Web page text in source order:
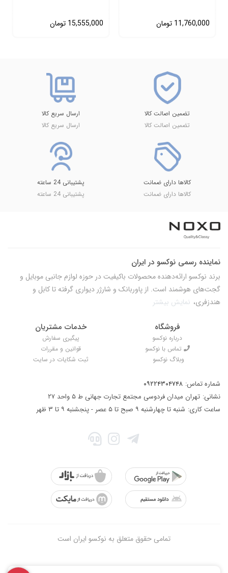
11,760,000 تومان 15,555,000 تومان
تضمین اصالت کالا
تضمین اصالت کالا
ارسال سریع کالا
ارسال سریع کالا
کالاها دارای ضمانت
کالاها دارای ضمانت
پشتیبانی 24 ساعته
پشتیبانی 24 ساعته
نماینده رسمی نوکسو در ایران
برند نوکسو ارائه‌دهنده محصولات باکیفیت در حوزه لوازم جانبی موبایل و
گجت‌های هوشمند است. از پاوربانک و شارژر دیواری گرفته تا کابل و
هندزفری، نمایش بیشتر
فروشگاه
درباره نوکسو
تماس با نوکسو
وبلاگ نوکسو
خدمات مشتریان
پیگیری سفارش
قوانین و مقررات
ثبت شکایات در سایت
شماره تماس: ۰۹۲۲۴۳۰۴۷۴۸
نشانی: تهران میدان فردوسی مجتمع تجارت جهانی ط ۵ واحد ۲۷
ساعت کاری: شنبه تا چهارشنبه ۹ صبح تا ۵ عصر - پنجشنبه ۹ تا ۳ ظهر
تمامی حقوق متعلق به نوکسو ایران است